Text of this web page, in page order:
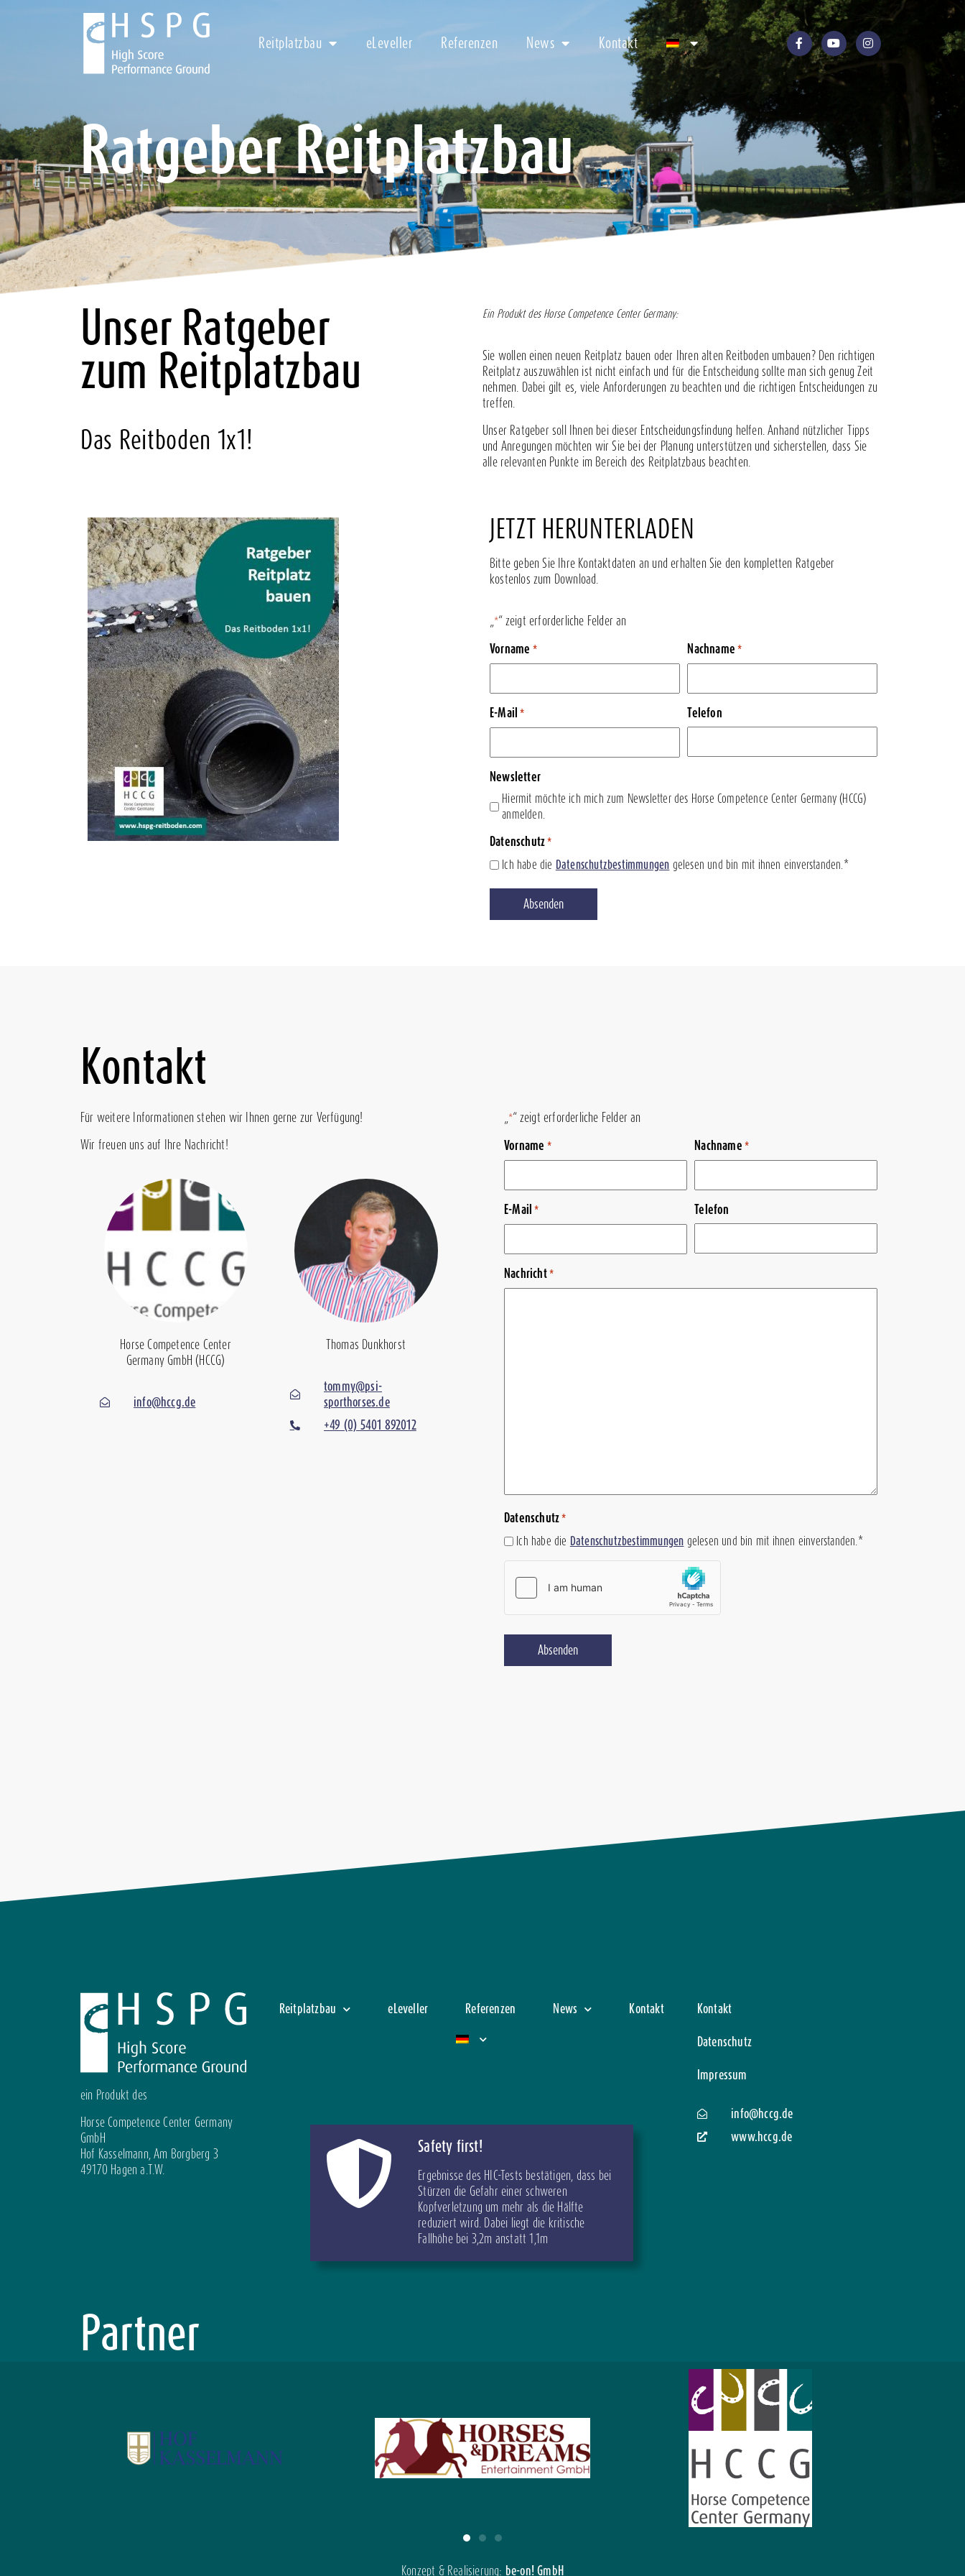
Reitplatzbau eLeveller Referenzen News Kontakt
Ratgeber Reitplatzbau
Unser Ratgeber
zum Reitplatzbau
Das Reitboden 1x1!
Ein Produkt des Horse Competence Center Germany:
Sie wollen einen neuen Reitplatz bauen oder Ihren alten Reitboden umbauen? Den richtigen
Reitplatz auszuwählen ist nicht einfach und für die Entscheidung sollte man sich genug Zeit
nehmen. Dabei gilt es, viele Anforderungen zu beachten und die richtigen Entscheidungen zu
treffen.
Unser Ratgeber soll Ihnen bei dieser Entscheidungsfindung helfen. Anhand nützlicher Tipps
und Anregungen möchten wir Sie bei der Planung unterstützen und sicherstellen, dass Sie
alle relevanten Punkte im Bereich des Reitplatzbaus beachten.
JETZT HERUNTERLADEN
Bitte geben Sie Ihre Kontaktdaten an und erhalten Sie den kompletten Ratgeber
kostenlos zum Download.
*“ zeigt erforderliche Felder an
Vorname * Nachname *
E-Mail * Telefon
Newsletter
Hiermit möchte ich mich zum Newsletter des Horse Competence Center Germany (HCCG)
anmelden.
Datenschutz *
Ich habe die Datenschutzbestimmungen gelesen und bin mit ihnen einverstanden.*
Kontakt
Für weitere Informationen stehen wir Ihnen gerne zur Verfügung!
Wir freuen uns auf Ihre Nachricht!
Horse Competence Center
Germany GmbH (HCCG)
info@hccg.de
Thomas Dunkhorst
tommy@psi-
sporthorses.de
+49 (0) 5401 892012
*“ zeigt erforderliche Felder an
Vorname * Nachname *
E-Mail * Telefon
Nachricht*
Datenschutz *
Ich habe die Datenschutzbestimmungen gelesen und bin mit ihnen einverstanden.*
ein Produkt des
Horse Competence Center Germany
GmbH
Hof Kasselmann, Am Borgberg 3
49170 Hagen a.T.W.
Reitplatzbau eLeveller Referenzen News Kontakt
Safety first!
Ergebnisse des HIC-Tests bestätigen, dass bei
Stürzen die Gefahr einer schweren
Kopfverletzung um mehr als die Hälfte
reduziert wird. Dabei liegt die kritische
Fallhöhe bei 3,2m anstatt 1,1m
Kontakt
Datenschutz
Impressum
info@hccg.de
www.hccg.de
Partner
Konzept & Realisierung: be-on! GmbH